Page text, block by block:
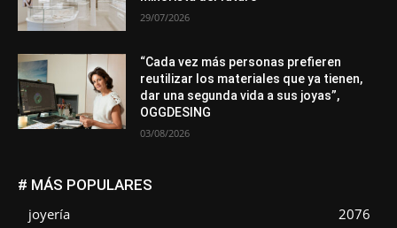
29/07/2026
“Cada vez más personas prefieren
reutilizar los materiales que ya tienen,
dar una segunda vida a sus joyas”,
OGGDESING
03/08/2026
# MÁS POPULARES
joyería
2076